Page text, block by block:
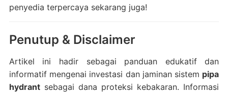
penyedia terpercaya sekarang juga!
Penutup & Disclaimer
Artikel ini hadir sebagai panduan edukatif dan
informatif mengenai investasi dan jaminan sistem pipa
hydrantsebagai dana proteksi kebakaran. Informasi